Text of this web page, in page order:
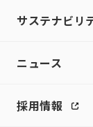
サステナビリ
ニュース
採用情報